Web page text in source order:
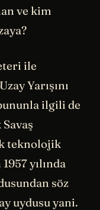
ve kim
ile
Yarışını
ilgili de
teknolojik
yılında
söz
uydusu yani.